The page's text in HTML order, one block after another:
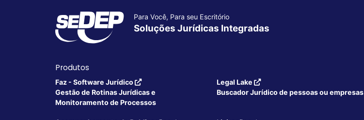
Para Você, Para seu Escritório
Soluções Jurídicas Integradas
Produtos
Faz - Software Jurídico
Gestão de Rotinas Jurídicas e
Monitoramento de Processos
Legal Lake
Buscador Jurídico de pessoas ou empresas